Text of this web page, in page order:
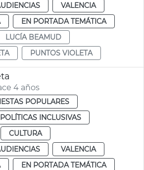
VALENCIA
EN PORTADA TEMÁTICA
LUCÍA BEAMUD
PUNTOS VIOLETA
4 años
POPULARES
INCLUSIVAS
CULTURA
VALENCIA
EN PORTADA TEMÁTICA